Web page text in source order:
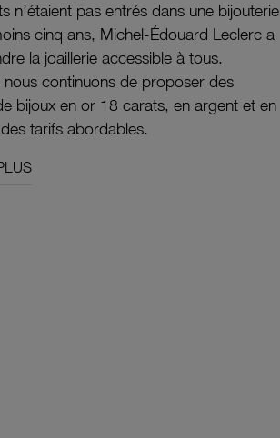
n’étaient pas entrés dans une bijouterie
cinq ans, Michel-Édouard Leclerc a
la joaillerie accessible à tous.
continuons de proposer des
bijoux en or 18 carats, en argent et en
tarifs abordables.